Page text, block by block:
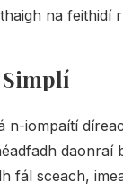
na feithidí
Simplí
n-iompaítí
daonraí
fál sceach,